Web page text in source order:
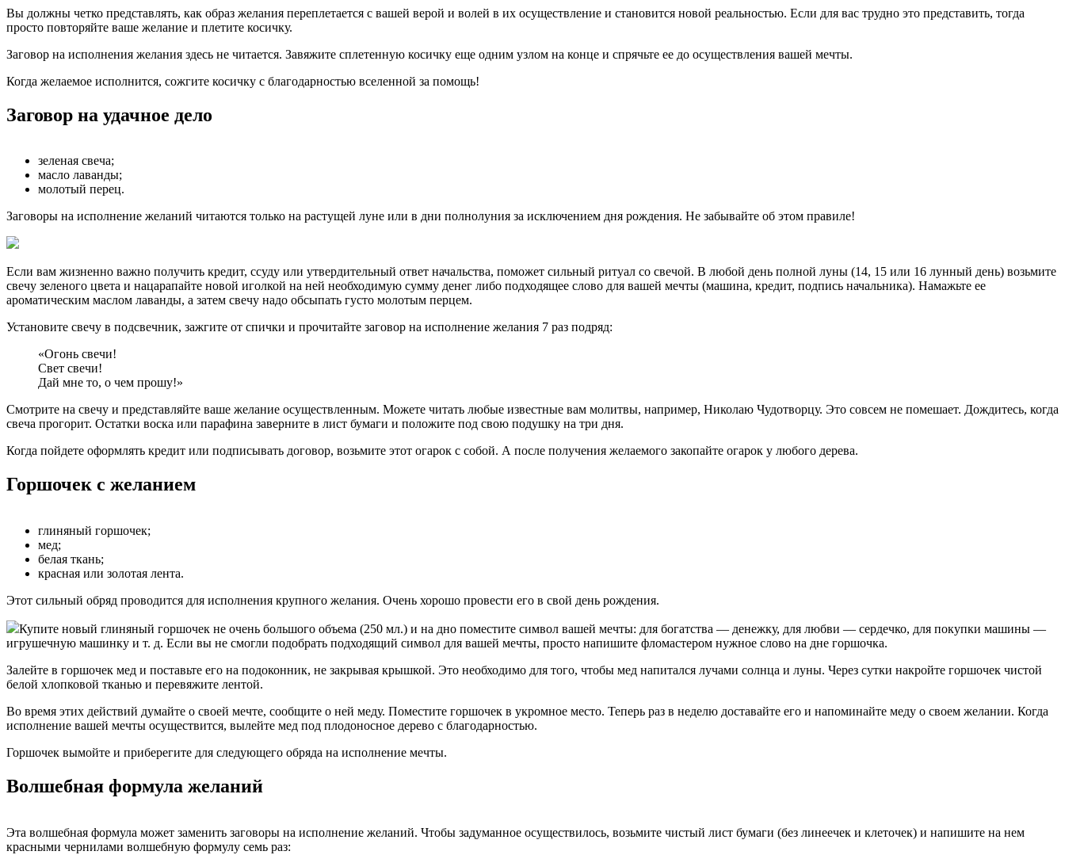
Вы должны четко представлять, как образ желания переплетается с вашей верой и волей в их осуществление и становится новой реальностью. Если для вас трудно это представить, тогда
просто повторяйте ваше желание и плетите косичку.
Заговор на исполнения желания здесь не читается. Завяжите сплетенную косичку еще одним узлом на конце и спрячьте ее до осуществления вашей мечты.
Когда желаемое исполнится, сожгите косичку с благодарностью вселенной за помощь!
Заговор на удачное дело
зеленая свеча;
масло лаванды;
молотый перец.
Заговоры на исполнение желаний читаются только на растущей луне или в дни полнолуния за исключением дня рождения. Не забывайте об этом правиле!
Если вам жизненно важно получить кредит, ссуду или утвердительный ответ начальства, поможет сильный ритуал со свечой. В любой день полной луны (14, 15 или 16 лунный день) возьмите
свечу зеленого цвета и нацарапайте новой иголкой на ней необходимую сумму денег либо подходящее слово для вашей мечты (машина, кредит, подпись начальника). Намажьте ее
ароматическим маслом лаванды, а затем свечу надо обсыпать густо молотым перцем.
Установите свечу в подсвечник, зажгите от спички и прочитайте заговор на исполнение желания 7 раз подряд:
«Огонь свечи!
Свет свечи!
Дай мне то, о чем прошу!»
Смотрите на свечу и представляйте ваше желание осуществленным. Можете читать любые известные вам молитвы, например, Николаю Чудотворцу. Это совсем не помешает. Дождитесь, когда
свеча прогорит. Остатки воска или парафина заверните в лист бумаги и положите под свою подушку на три дня.
Когда пойдете оформлять кредит или подписывать договор, возьмите этот огарок с собой. А после получения желаемого закопайте огарок у любого дерева.
Горшочек с желанием
глиняный горшочек;
мед;
белая ткань;
красная или золотая лента.
Этот сильный обряд проводится для исполнения крупного желания. Очень хорошо провести его в свой день рождения.
Купите новый глиняный горшочек не очень большого объема (250 мл.) и на дно поместите символ вашей мечты: для богатства — денежку, для любви — сердечко, для покупки машины —
игрушечную машинку и т. д. Если вы не смогли подобрать подходящий символ для вашей мечты, просто напишите фломастером нужное слово на дне горшочка.
Залейте в горшочек мед и поставьте его на подоконник, не закрывая крышкой. Это необходимо для того, чтобы мед напитался лучами солнца и луны. Через сутки накройте горшочек чистой
белой хлопковой тканью и перевяжите лентой.
Во время этих действий думайте о своей мечте, сообщите о ней меду. Поместите горшочек в укромное место. Теперь раз в неделю доставайте его и напоминайте меду о своем желании. Когда
исполнение вашей мечты осуществится, вылейте мед под плодоносное дерево с благодарностью.
Горшочек вымойте и приберегите для следующего обряда на исполнение мечты.
Волшебная формула желаний
Эта волшебная формула может заменить заговоры на исполнение желаний. Чтобы задуманное осуществилось, возьмите чистый лист бумаги (без линеечек и клеточек) и напишите на нем
красными чернилами волшебную формулу семь раз: